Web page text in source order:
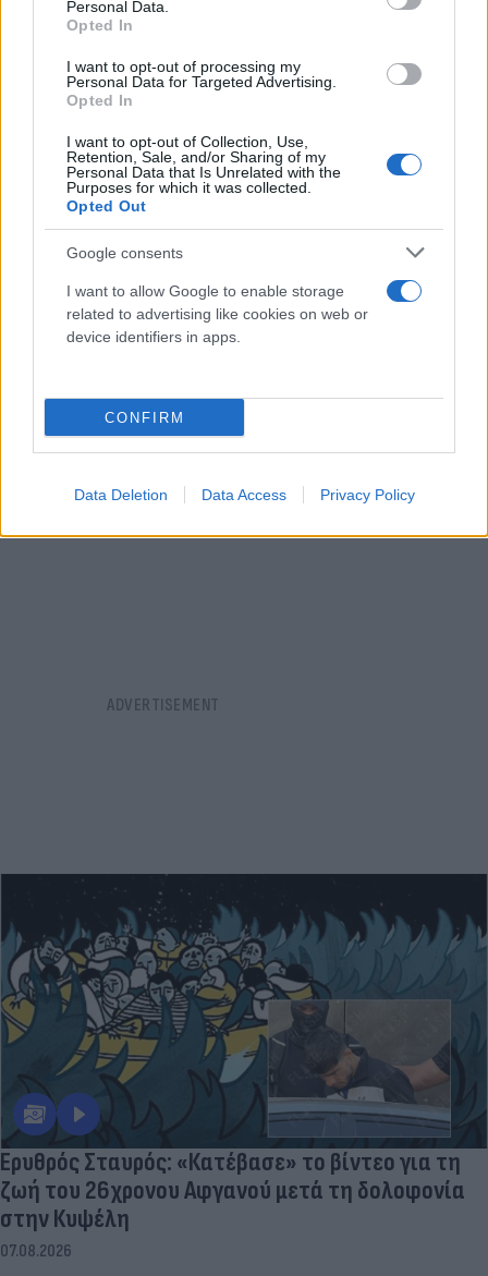
Personal Data.
Opted In
I want to opt-out of processing my
Personal Data for Targeted Advertising.
Opted In
I want to opt-out of Collection, Use,
Retention, Sale, and/or Sharing of my
Personal Data that Is Unrelated with the
Purposes for which it was collected.
Opted Out
Google consents
I want to allow Google to enable storage
related to advertising like cookies on web or
device identifiers in apps.
CONFIRM
Data Deletion Data Access Privacy Policy
Εντυπωσιακές εικόνες: Οι κρυφές γαλάζιες
λίμνες της Βόρειας Εύβοιας στα παλιά
ορυχεία
Ερυθρός Σταυρός: «Κατέβασε» το βίντεο για τη
ζωή του 26χρονου Αφγανού μετά τη δολοφονία
στην Κυψέλη
07.08.2026